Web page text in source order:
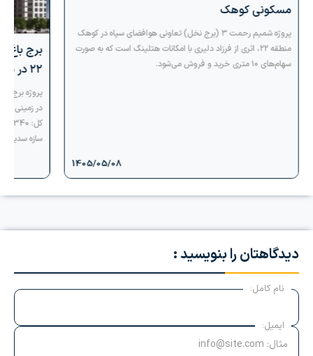
مسکونی کوهک
پروژه شمیم رحمت ۳ (برج نخل) تعاونی هوافضای سپاه در کوهک
منطقه ۲۲، اثری از فرزاد دلیری با امکانات هتلینگ است که به صورت
سهام‌های ۱۰ متری خرید و فروش می‌شود.
1405/05/08
۲۲ در شهرک راه‌آهن
سازه سدید
دیدگاهتان را بنویسید :
نام کامل:
ایمیل: